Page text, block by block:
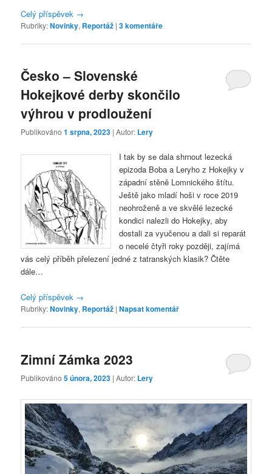
Celý příspěvek →
Rubriky:Novinky, Reportáž |3komentáře
Česko – Slovenské
Hokejkové derby skončilo
výhrou v prodloužení
Publikováno1 srpna, 2023 | Autor: Lery
I tak by se dala shrnout lezecká
epizoda Boba a Leryho z Hokejky v
západní stěně Lomnického štítu.
Ještě jako mladí hoši v roce 2019
neohroženě a ve skvělé lezecké
kondici nalezli do Hokejky, aby
dostali za vyučenou a dali si reparát
o necelé čtyři roky později, zajímá
vás celý příběh přelezení jedné z tatranských klasik? Čtěte
dále…
Celý příspěvek →
Rubriky:Novinky, Reportáž |Napsat komentář
Zimní Zámka 2023
Publikováno5 února, 2023 | Autor: Lery